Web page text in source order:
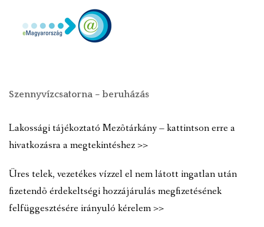
Szennyvízcsatorna – beruházás
Lakossági tájékoztató Mezõtárkány – kattintson erre a
hivatkozásra a megtekintéshez >>
Üres telek, vezetékes vízzel el nem látott ingatlan után
fizetendõ érdekeltségi hozzájárulás megfizetésének
felfüggesztésére irányuló kérelem >>